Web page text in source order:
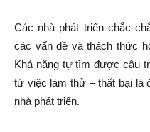
Các nhà phát triển chắc
các vấn đề và thách thức
Khả năng tự tìm được câu
từ việc làm thử – thất bại là
nhà phát triển.